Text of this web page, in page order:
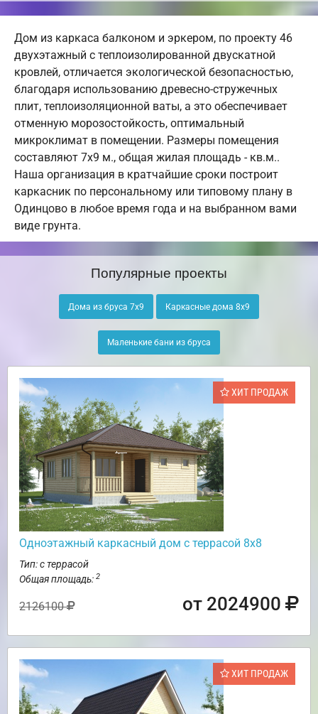
Дом из каркаса балконом и эркером, по проекту 46
двухэтажный с теплоизолированной двускатной
кровлей, отличается экологической безопасностью,
благодаря использованию древесно-стружечных
плит, теплоизоляционной ваты, а это обеспечивает
отменную морозостойкость, оптимальный
микроклимат в помещении. Размеры помещения
составляют 7х9 м., общая жилая площадь - кв.м..
Наша организация в кратчайшие сроки построит
каркасник по персональному или типовому плану в
Одинцово в любое время года и на выбранном вами
виде грунта.
Популярные проекты
Дома из бруса 7х9 Каркасные дома 8х9
Маленькие бани из бруса
ХИТ ПРОДАЖ
Одноэтажный каркасный дом с террасой 8х8
Тип: с террасой
Общая площадь: 2
2126100 от 2024900
ХИТ ПРОДАЖ